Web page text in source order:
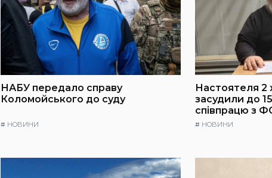
НАБУ передало справу
Коломойського до суду
# НОВИНИ
Настоятеля
засудили до
співпрацю з
# НОВИНИ